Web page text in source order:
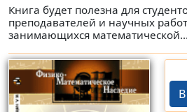
Книга будет полезна для
преподавателей и научных
занимающихся математической...